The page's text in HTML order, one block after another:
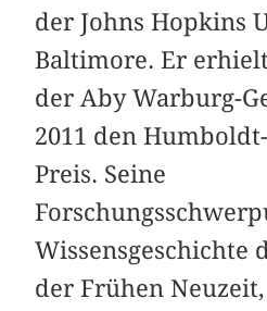
der Johns Hopkins
Baltimore. Er
der Aby Warburg-
2011 den
Preis. Seine
Wissensgeschichte
der Frühen